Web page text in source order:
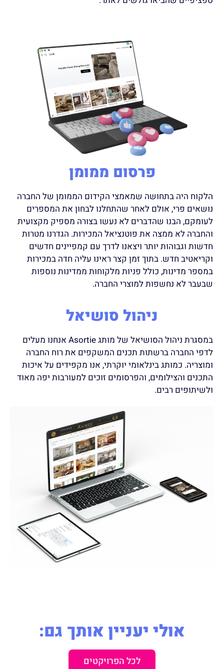
פרסום ממומן
הלקוח היה בתחושה שמאמצי הקידום הממומן של החברה
נושאים פרי, אולם לאחר שהתחלנו לבחון את המספרים
לעומקם, הבנו שהדברים לא נעשו בצורה מספיק מקצועית
והחברה לא ממצה את פוטנציאל המכירות. הגדרנו מטרות
חדשות וגבוהות יותר ויצאנו לדרך עם קמפיינים חדשים
וקריאטיב חדש. בתוך זמן קצר ראינו עליה חדה במכירות
במספר מדינות, כולל פניות מלקוחות ממדינות נוספות
שבעבר לא נחשפות למוצרי החברה.
ניהול סושיאל
במסגרת ניהול הסושיאל של מותג Asortie אנחנו מעלים
לדפי החברה ברשתות תכנים המשקפים את רוח החברה
ומוצריה. כמותג בינלאומי יוקרתי, אנו מקפידים על איכות
התכנים והצילומים, והפרסומים זוכים למעורבות יפה מאוד
ולשיתופים רבים.
אולי יעניין אותך גם:
לכל הפרויקטים